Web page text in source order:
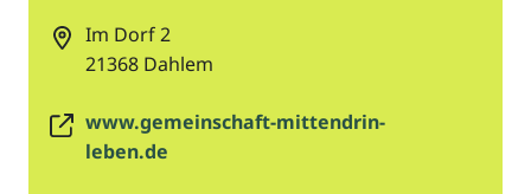
Im Dorf 2
21368 Dahlem
www.gemeinschaft-mittendrin-
leben.de